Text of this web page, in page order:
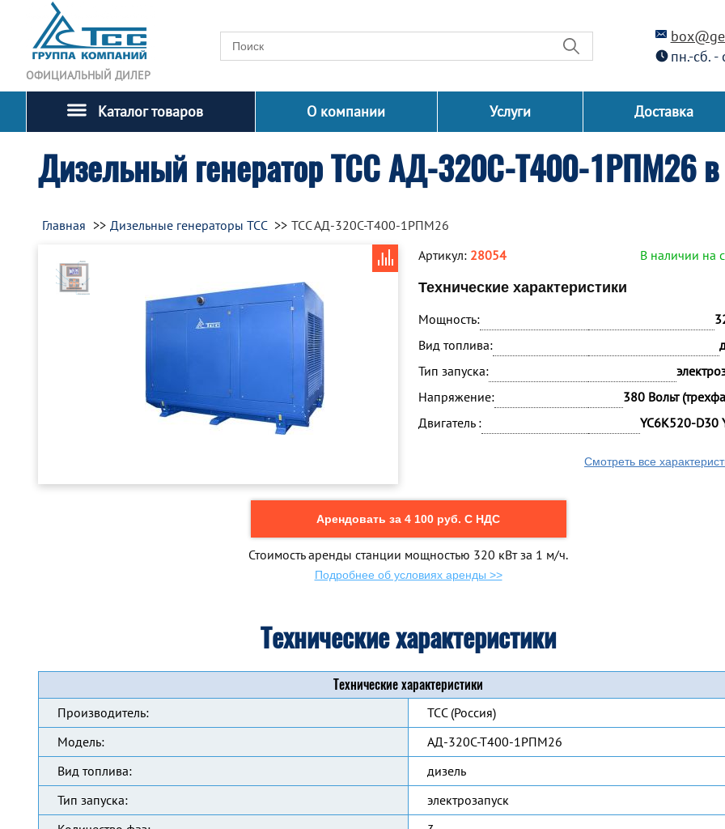
ОФИЦИАЛЬНЫЙ ДИЛЕР
пн.-сб.
Каталог товаров О компании Услуги Доставка
Дизельный генератор ТСС АД-320С-Т400-1РПМ26 в
Главная Дизельные генераторы ТСС
ТСС АД-320С-Т400-1РПМ26
Артикул: 28054
В наличии на
Технические характеристики
Мощность:
Вид топлива:
Тип запуска:
Напряжение:
380 Вольт
Двигатель :
YC6K520-D30
Смотреть все
Арендовать за 4 100 руб. С НДС
Стоимость аренды станции мощностью 320 кВт за 1 м/ч.
Подробнее об условиях аренды >>
Технические характеристики
Технические характеристики
Производитель:
ТСС (Россия)
Модель:
АД-320С-Т400-1РПМ26
Вид топлива:
дизель
Тип запуска:
электрозапуск